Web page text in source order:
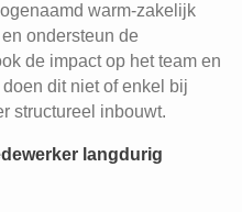
warm-zakelijk
ondersteun de
de impact op het team en
dit niet of enkel bij
structureel inbouwt.
langdurig